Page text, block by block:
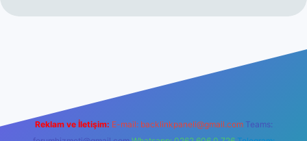
Reklam ve İletişim: E-mail: backlinkpaneli@gmail.com Teams: